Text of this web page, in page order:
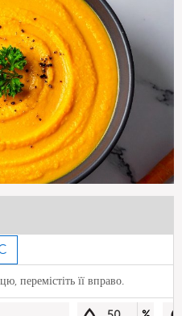
перемістіть її вправо.